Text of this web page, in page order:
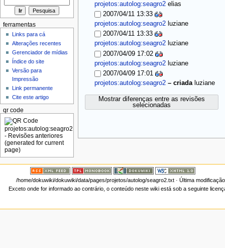
projetos:autolog:seagro2 elias
2007/04/11 13:33
projetos:autolog:seagro2 luziane
2007/04/11 13:33
projetos:autolog:seagro2 luziane
2007/04/09 17:02
projetos:autolog:seagro2 luziane
2007/04/09 17:01
projetos:autolog:seagro2 – criada luziane
Mostrar diferenças entre as revisões
selecionadas
ferramentas
Links para cá
Alterações recentes
Gerenciador de mídias
Índice do site
Versão para
Impressão
Link permanente
Cite este artigo
qr code
/home/dokuwiki/dokuwiki/data/pages/projetos/autolog/seagro2.txt· Última
Exceto onde for informado ao contrário, o conteúdo neste wiki está sob a seguinte